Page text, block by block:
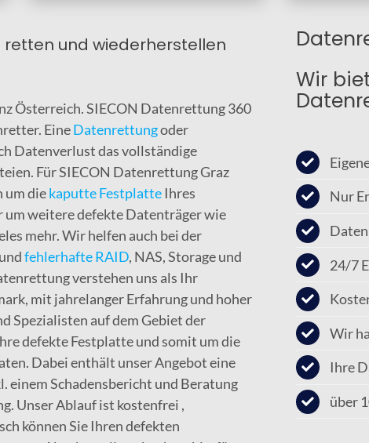
und wiederherstellen
Österreich. SIECON Datenrettung 360
EineDatenrettungoder
Datenverlust das vollständige
Für SIECON Datenrettung Graz
um diekaputte FestplatteIhres
um weitere defekte Datenträger wie
mehr. Wir helfen auch bei der
fehlerhafte RAID, NAS, Storage und
verstehen uns als Ihr
mit jahrelanger Erfahrung und hoher
Spezialisten auf dem Gebiet der
defekte Festplatte und somit um die
Dabei enthält unser Angebot eine
einem Schadensbericht und Beratung
Unser Ablauf ist kostenfrei ,
können Sie Ihren defekten
Wir
Nur
24/7
Wir
Ihre
über